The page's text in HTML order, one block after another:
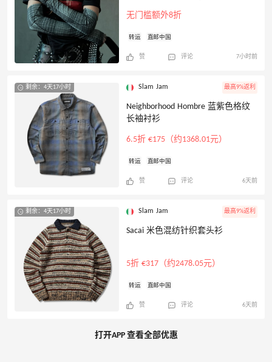
无门槛额外8折
转运 直邮中国
赞 评论 7小时前
剩余：4天17小时 Slam Jam 最高9%返利
Neighborhood Hombre 蓝紫色格纹
长袖衬衫
6.5折 €175（约1368.01元）
转运 直邮中国
赞 评论 6天前
剩余：4天17小时 Slam Jam 最高9%返利
Sacai 米色混纺针织套头衫
5折 €317（约2478.05元）
转运 直邮中国
赞 评论 6天前
打开APP 查看全部优惠